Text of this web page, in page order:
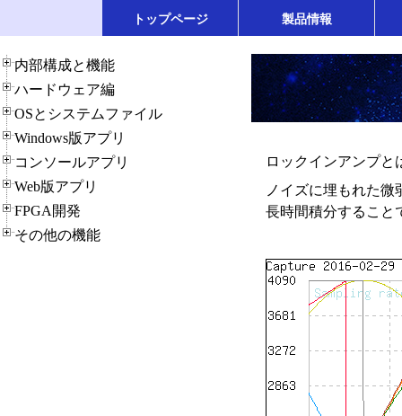
トップページ 製品情報
内部構成と機能
ハードウェア編
OSとシステムファイル
Windows版アプリ
コンソールアプリ
Web版アプリ
FPGA開発
その他の機能
ロックインアンプ
ノイズに埋もれた微
長時間積分すること